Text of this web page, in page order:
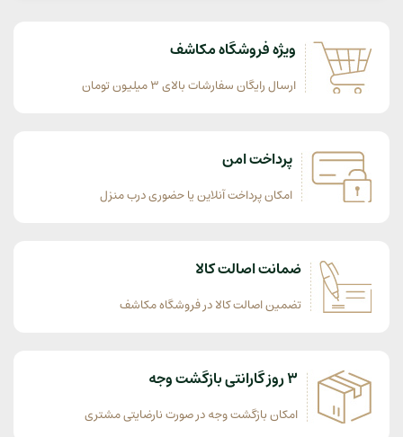
ویژه فروشگاه مکاشف
ارسال رایگان سفارشات بالای 3 میلیون تومان
پرداخت امن
امکان پرداخت آنلاین یا حضوری درب منزل
ضمانت اصالت کالا
تضمین اصالت کالا در فروشگاه مکاشف
3 روز گارانتی بازگشت وجه
امکان بازگشت وجه در صورت نارضایتی مشتری